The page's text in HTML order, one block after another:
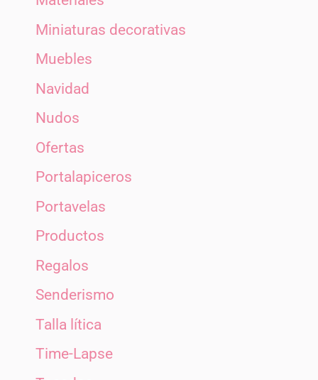
Miniaturas decorativas
Muebles
Navidad
Nudos
Ofertas
Portalapiceros
Portavelas
Productos
Regalos
Senderismo
Talla lítica
Time-Lapse